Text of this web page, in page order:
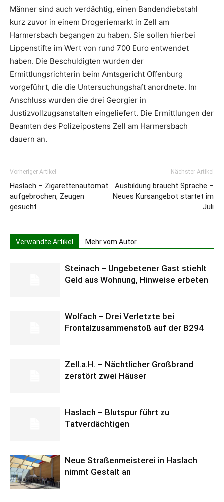
Männer sind auch verdächtig, einen Bandendiebstahl
kurz zuvor in einem Drogeriemarkt in Zell am
Harmersbach begangen zu haben. Sie sollen hierbei
Lippenstifte im Wert von rund 700 Euro entwendet
haben. Die Beschuldigten wurden der
Ermittlungsrichterin beim Amtsgericht Offenburg
vorgeführt, die die Untersuchungshaft anordnete. Im
Anschluss wurden die drei Georgier in
Justizvollzugsanstalten eingeliefert. Die Ermittlungen der
Beamten des Polizeipostens Zell am Harmersbach
dauern an.
Vorheriger Artikel
Haslach – Zigarettenautomat
aufgebrochen, Zeugen
gesucht
Nächster Artikel
Ausbildung braucht Sprache –
Neues Kursangebot startet im
Juli
Verwandte Artikel Mehr vom Autor
Steinach – Ungebetener Gast stiehlt
Geld aus Wohnung, Hinweise erbeten
Wolfach – Drei Verletzte bei
Frontalzusammenstoß auf der B294
Zell.a.H. – Nächtlicher Großbrand
zerstört zwei Häuser
Haslach – Blutspur führt zu
Tatverdächtigen
Neue Straßenmeisterei in Haslach
nimmt Gestalt an